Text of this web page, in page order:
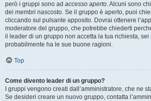
però i gruppi sono ad accesso aperto. Alcuni sono
dei membri nascosto. Se il gruppo è aperto, puoi
cliccando sul pulsante apposito. Dovrai ottenere
moderatore del gruppo, che potrebbe chiederti
il leader di un gruppo non accetta la tua richiesta,
probabilmente ha le sue buone ragioni.
Top
Come divento leader di un gruppo?
I gruppi vengono creati dall’amministratore, che ne
Se desideri creare un nuovo gruppo, contatta